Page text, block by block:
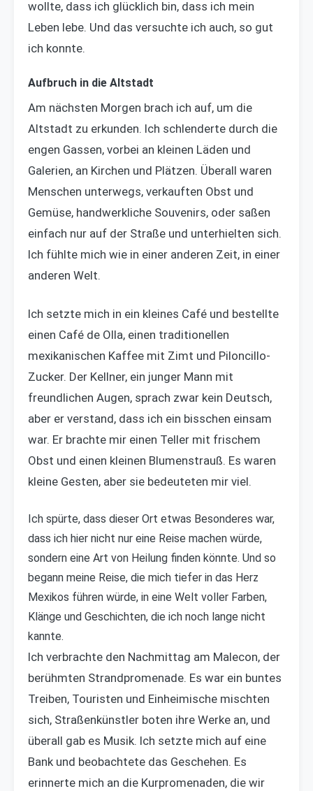
wollte, dass ich glücklich bin, dass ich mein
Leben lebe. Und das versuchte ich auch, so gut
ich konnte.
Aufbruch in die Altstadt
Am nächsten Morgen brach ich auf, um die
Altstadt zu erkunden. Ich schlenderte durch die
engen Gassen, vorbei an kleinen Läden und
Galerien, an Kirchen und Plätzen. Überall waren
Menschen unterwegs, verkauften Obst und
Gemüse, handwerkliche Souvenirs, oder saßen
einfach nur auf der Straße und unterhielten sich.
Ich fühlte mich wie in einer anderen Zeit, in einer
anderen Welt.
Ich setzte mich in ein kleines Café und bestellte
einen Café de Olla, einen traditionellen
mexikanischen Kaffee mit Zimt und Piloncillo-
Zucker. Der Kellner, ein junger Mann mit
freundlichen Augen, sprach zwar kein Deutsch,
aber er verstand, dass ich ein bisschen einsam
war. Er brachte mir einen Teller mit frischem
Obst und einen kleinen Blumenstrauß. Es waren
kleine Gesten, aber sie bedeuteten mir viel.
Ich spürte, dass dieser Ort etwas Besonderes war,
dass ich hier nicht nur eine Reise machen würde,
sondern eine Art von Heilung finden könnte. Und so
begann meine Reise, die mich tiefer in das Herz
Mexikos führen würde, in eine Welt voller Farben,
Klänge und Geschichten, die ich noch lange nicht
kannte.
Ich verbrachte den Nachmittag am Malecon, der
berühmten Strandpromenade. Es war ein buntes
Treiben, Touristen und Einheimische mischten
sich, Straßenkünstler boten ihre Werke an, und
überall gab es Musik. Ich setzte mich auf eine
Bank und beobachtete das Geschehen. Es
erinnerte mich an die Kurpromenaden, die wir